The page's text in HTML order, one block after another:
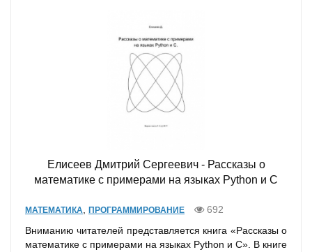
Елисеев Дмитрий Сергеевич - Рассказы о
математике с примерами на языках Python и C
МАТЕМАТИКА ПРОГРАММИРОВАНИЕ
692
Вниманию читателей представляется книга «Рассказы о
математике с примерами на языках Python и C». В книге